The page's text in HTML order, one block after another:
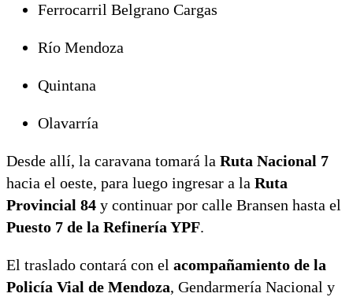
Ferrocarril Belgrano Cargas
Río Mendoza
Quintana
Olavarría
Desde allí, la caravana tomará la Ruta Nacional 7
hacia el oeste, para luego ingresar a la Ruta
Provincial 84 y continuar por calle Bransen hasta el
Puesto 7 de la Refinería YPF.
El traslado contará con el acompañamiento de la
Policía Vial de Mendoza, Gendarmería Nacional y